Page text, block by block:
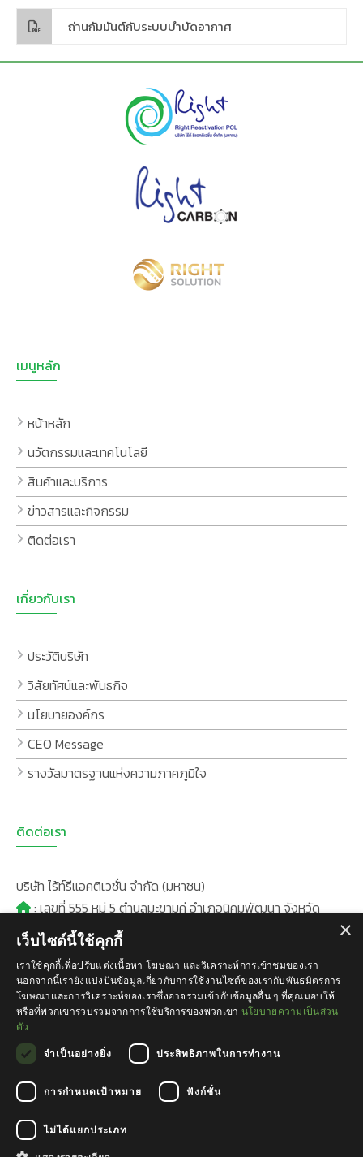
ถ่านกัมมันต์กับระบบบำบัดอากาศ
เมนูหลัก
หน้าหลัก
นวัตกรรมและเทคโนโลยี
สินค้าและบริการ
ข่าวสารและกิจกรรม
ติดต่อเรา
เกี่ยวกับเรา
ประวัติบริษัท
วิสัยทัศน์และพันธกิจ
นโยบายองค์กร
CEO Message
รางวัลมาตรฐานแห่งความภาคภูมิใจ
ติดต่อเรา
บริษัท ไร้ท์รีแอคติเวชั่น จำกัด (มหาชน)
: เลขที่ 555 หมู่ 5 ตำบลมะขามคู่ อำเภอนิคมพัฒนา จังหวัด
ระยอง 21180
:+66(0)38-035-444
: +669 4935 3997
: +66(0)38-035-488
:admin@rightreactivation.co.th
@rightreactivation
© 2018 Right Reactivation Public Company Limited
×
เว็บไซต์นี้ใช้คุกกี้
เราใช้คุกกี้เพื่อปรับแต่งเนื้อหา โฆษณา และวิเคราะห์การเข้าชมของเรา
นอกจากนี้เรายังแบ่งปันข้อมูลเกี่ยวกับการใช้งานไซต์ของเรากับพันธมิตรการ
โฆษณาและการวิเคราะห์ของเราซึ่งอาจรวมเข้ากับข้อมูลอื่น ๆ ที่คุณมอบให้
หรือที่พวกเขารวบรวมจากการใช้บริการของพวกเขา นโยบายความเป็นส่วน
ตัว
จำเป็นอย่างยิ่ง
ประสิทธิภาพในการทำงาน
การกำหนดเป้าหมาย ฟังก์ชั่น
ไม่ได้แยกประเภท